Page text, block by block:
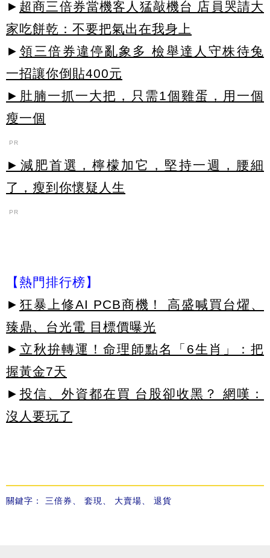
► 超商三倍券當機客人猛敲機台 店員哭請大
家吃餅乾：不要把氣出在我身上
► 領三倍券違停亂象多 檢舉達人守株待兔
一招讓你倒貼400元
►肚腩一抓一大把，只需1個雞蛋，用一個
瘦一個
PR
►減肥首選，檸檬加它，堅持一週，腰細
了，瘦到你懷疑人生
PR
【熱門排行榜】
► 狂暴上修AI PCB商機！ 高盛喊買台燿、
臻鼎、台光電 目標價曝光
► 立秋拚轉運！命理師點名「6生肖」：把
握黃金7天
► 投信、外資都在買 台股卻收黑？ 網嘆：
沒人要玩了
關鍵字： 三倍券 套現 大賣場 退貨